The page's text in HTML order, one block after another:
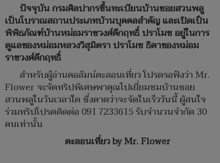
ปัจจุบัน กรมศิลปากรขึ้นทะเบียนบ้านซอยสวนพลู
เป็นโบราณสถานประเภทบ้านบุคคลสำคัญ และเปิดเป็น
พิพิธภัณฑ์บ้านหม่อมราชวงศ์คึกฤทธิ์ ปราโมช อยู่ในการ
ดูแลของหม่อมหลวงวิสุมิตรา ปราโมช ธิดาของหม่อม
ราชวงศ์คึกฤทธิ์
สำหรับผู้อ่านคอลัมน์ตะลอนเที่ยว โปรดรอฟังว่า Mr.
Flower จะจัดทริปพิเศษพาคุณไปเยี่ยมชมบ้านซอย
สวนพลูในวันเวลาใด ซึ่งคาดว่าจะจัดในเร็ววันนี้ ผู้สนใจ
ร่วมทริปโปรดติดต่อ 091 7233615 รับจำนวนจำกัด 30
คนเท่านั้น
ตะลอนเที่ยว by Mr. Flower